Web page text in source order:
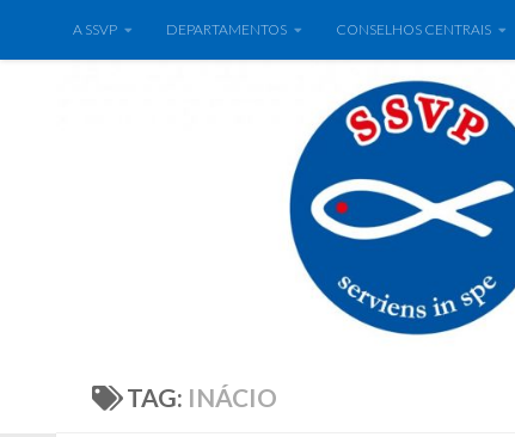
A SSVP DEPARTAMENTOS CONSELHOS CENTRAIS
TAG: INÁCIO